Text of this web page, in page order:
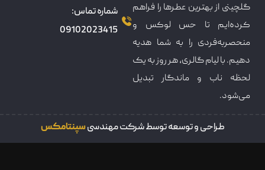
گلچینی از بهترین عطرها را فراهم
کرده‌ایم تا حس لوکس و
منحصربه‌فردی را به شما هدیه
دهیم. با لیام گالری، هر روز به یک
لحظه ناب و ماندگار تبدیل
می‌شود.
شماره تماس:
09102023415
طراحی و توسعه توسط شرکت مهندسیسپنتامکس